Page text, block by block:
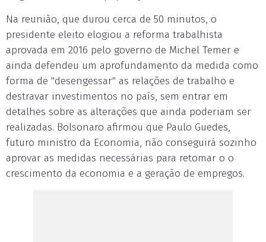
Na reunião, que durou cerca de 50 minutos, o
presidente eleito elogiou a reforma trabalhista
aprovada em 2016 pelo governo de Michel Temer e
ainda defendeu um aprofundamento da medida como
forma de "desengessar" as relações de trabalho e
destravar investimentos no país, sem entrar em
detalhes sobre as alterações que ainda poderiam ser
realizadas. Bolsonaro afirmou que Paulo Guedes,
futuro ministro da Economia, não conseguirá sozinho
aprovar as medidas necessárias para retomar o o
crescimento da economia e a geração de empregos.